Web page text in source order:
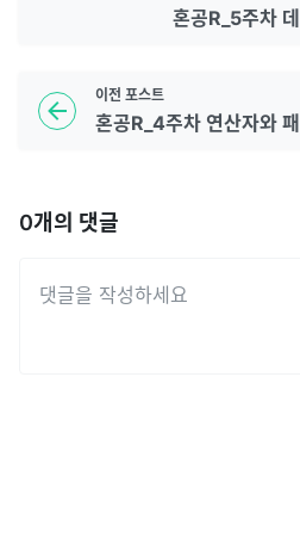
이전 포스트
혼공R_4주차 연산자와
혼공R_5주차
0개의 댓글